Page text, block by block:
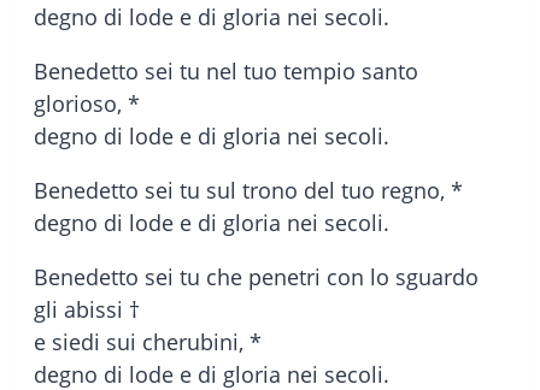
degno di lode e di gloria nei secoli.
Benedetto sei tu nel tuo tempio santo
glorioso, *
degno di lode e di gloria nei secoli.
Benedetto sei tu sul trono del tuo regno, *
degno di lode e di gloria nei secoli.
Benedetto sei tu che penetri con lo sguardo
gli abissi †
e siedi sui cherubini, *
degno di lode e di gloria nei secoli.